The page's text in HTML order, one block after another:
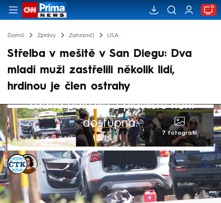
Domů Zprávy Zahraničí USA
Střelba v mešitě v San Diegu: Dva
mladí muži zastřelili několik lidí,
hrdinou je člen ostrahy
Žádná položka z playlistu není
dostupná.
7 fotografií
ČTK,Dominika Fuchsová
Akt. 18. kvě 2026, 23:24
• 18. kvě 2026, 23:09
V mešitě v kalifornském San Diegu se v